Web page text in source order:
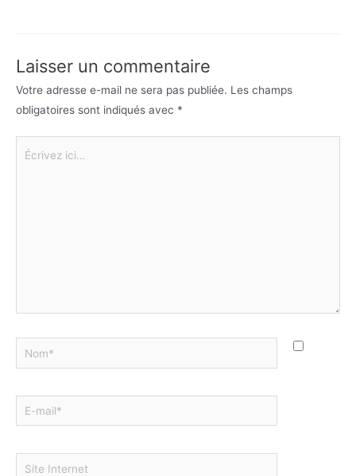
Laisser un commentaire
Votre adresse e-mail ne sera pas publiée. Les champs
obligatoires sont indiqués avec *